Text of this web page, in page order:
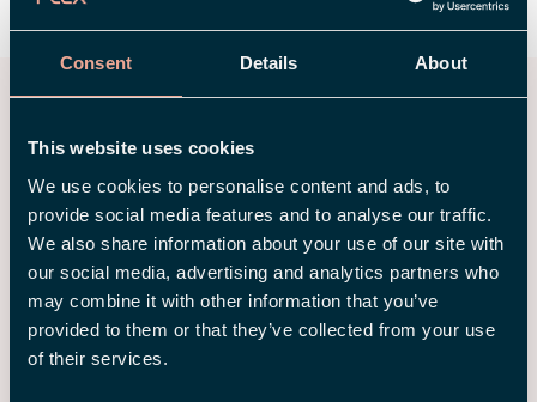
Consent Details About
This website uses cookies
We use cookies to personalise content and ads, to
provide social media features and to analyse our traffic.
We also share information about your use of our site with
our social media, advertising and analytics partners who
may combine it with other information that you’ve
provided to them or that they’ve collected from your use
of their services.
Relaterte innlegg